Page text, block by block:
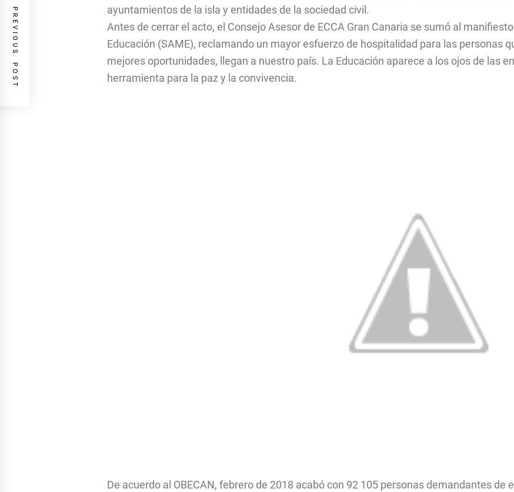
ayuntamientos de la isla y entidades de la sociedad civil.
Antes de cerrar el acto, el Consejo Asesor de ECCA Gran Canaria se sumó al
Educación (SAME), reclamando un mayor esfuerzo de hospitalidad para las personas
mejores oportunidades, llegan a nuestro país. La Educación aparece a los ojos de las
herramienta para la paz y la convivencia.
De acuerdo al OBECAN, febrero de 2018 acabó con 92 105 personas demandantes de
PREVIOUS POST